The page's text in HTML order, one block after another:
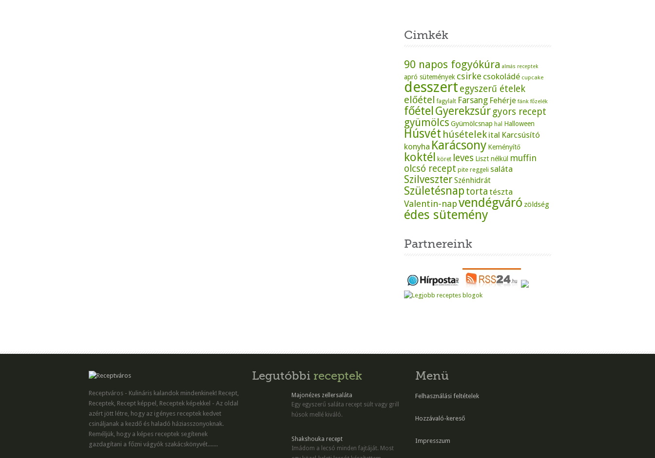
Cimkék
90 napos fogyókúra almás receptek
apró sütemények csirke csokoládé cupcake
desszert egyszerű ételek
előétel fagylalt Farsang Fehérje fánk főzelék
főétel Gyerekzsúr gyors recept
gyümölcs Gyümölcsnap hal Halloween
Húsvét húsételek ital Karcsúsító
konyha Karácsony Keményítő
koktél köret leves Liszt nélkül muffin
olcsó recept pite reggeli saláta
SzilveszterSzénhidrát
Születésnap torta tészta
Valentin-napvendégváró zöldség
édes sütemény
Partnereink
Receptváros - Kulináris kalandok mindenkinek! Recept,
Receptek, Recept képpel, Receptek képekkel - Az oldal
azért jött létre, hogy az igényes receptek kedvet
csináljanak a kezdő és haladó háziasszonyoknak.
Reméljük, hogy a képes receptek segítenek
gazdagítani a főzni vágyók szakácskönyvét.......
Legutóbbi receptek
Majonézes zellersaláta
Egy egyszerű saláta recept sült vagy grill
húsok mellé kiváló.
Shakshouka recept
Imádom a lecsó minden fajtáját. Most
Menü
Felhasználási feltételek
Hozzávaló-kereső
Impresszum